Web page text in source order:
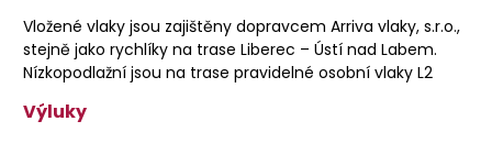
Vložené vlaky jsou zajištěny dopravcem Arriva vlaky, s.r.o.,
stejně jako rychlíky na trase Liberec – Ústí nad Labem.
Nízkopodlažní jsou na trase pravidelné osobní vlaky L2
Výluky